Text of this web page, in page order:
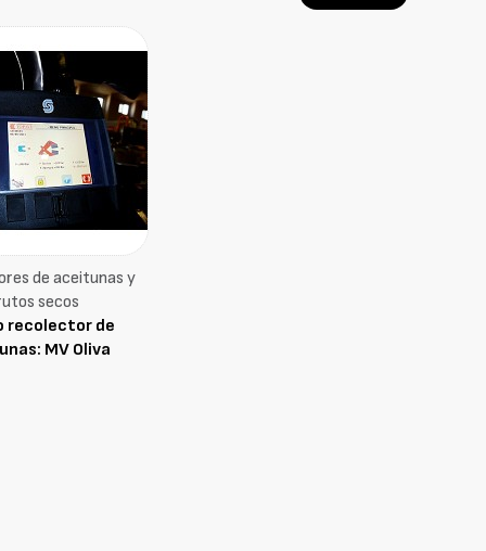
de aceitunas y
secos
recolector de
MV Oliva